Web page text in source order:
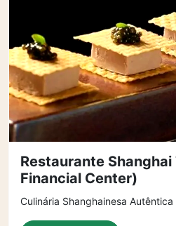
Restaurante Shanghai
Financial Center)
Culinária Shanghainesa